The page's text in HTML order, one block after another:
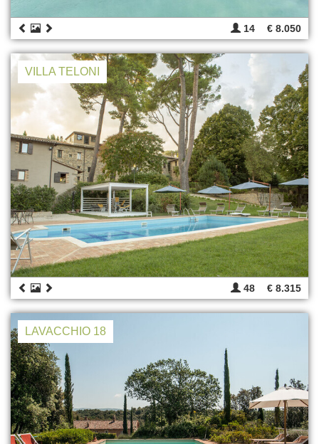
14 € 8.050
VILLA TELONI
48 € 8.315
LAVACCHIO 18